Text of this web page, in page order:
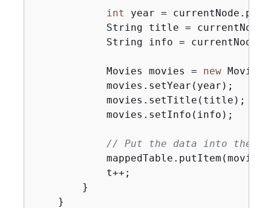
int year =
String title =
String info =
            Movies movies =
new
            movies.setYear(year);
            movies.setTitle(title);
            movies.setInfo(info);
// Put the data into the
            t++;
        }
    }